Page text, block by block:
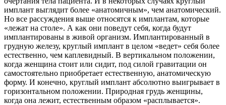
имплант выглядит более «анатомичным», чем анатомический.
Но все рассуждения выше относятся к имплантам, которые
«лежат на столе». А как они поведут себя, когда будут
имплантированы в живой организм. Имплантированный в
грудную железу, круглый имплант в целом «ведет» себя более
естественно, чем каплевидный. В вертикальном положении,
когда женщина стоит или сидит, под силой гравитации он
самостоятельно приобретает естественную, анатомическую
форму. И конечно, круглый имплант абсолютно выигрывает в
горизонтальном положении. Природная грудь женщины,
когда она лежит, естественным образом «расплывается».